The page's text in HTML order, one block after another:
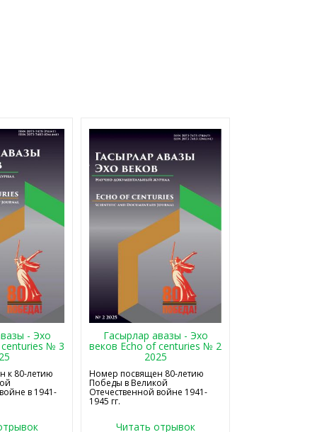
- Эхо
№ 3
к 80-летию
в 1941-
Гасырлар авазы - Эхо
веков Echo of centuries № 2
2025
Номер посвящен 80-летию
Победы в Великой
Отечественной войне 1941-
1945 гг.
Читать отрывок